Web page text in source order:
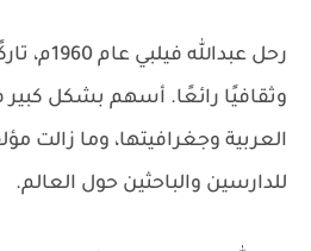
رحل عبدالله
وثقافيًا رائعًا. أسهم بشكل كبير
العربية وجغرافيتها، وما زالت
للدارسين والباحثين حول العالم.